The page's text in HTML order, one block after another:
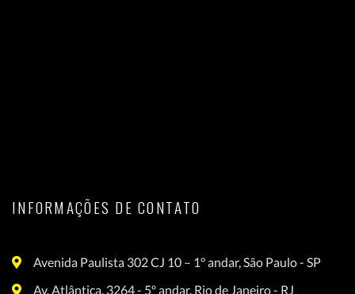
INFORMAÇÕES DE CONTATO
Avenida Paulista 302 CJ 10 – 1° andar, São Paulo - SP
Av. Atlântica, 3264 - 5º andar, Rio de Janeiro - RJ